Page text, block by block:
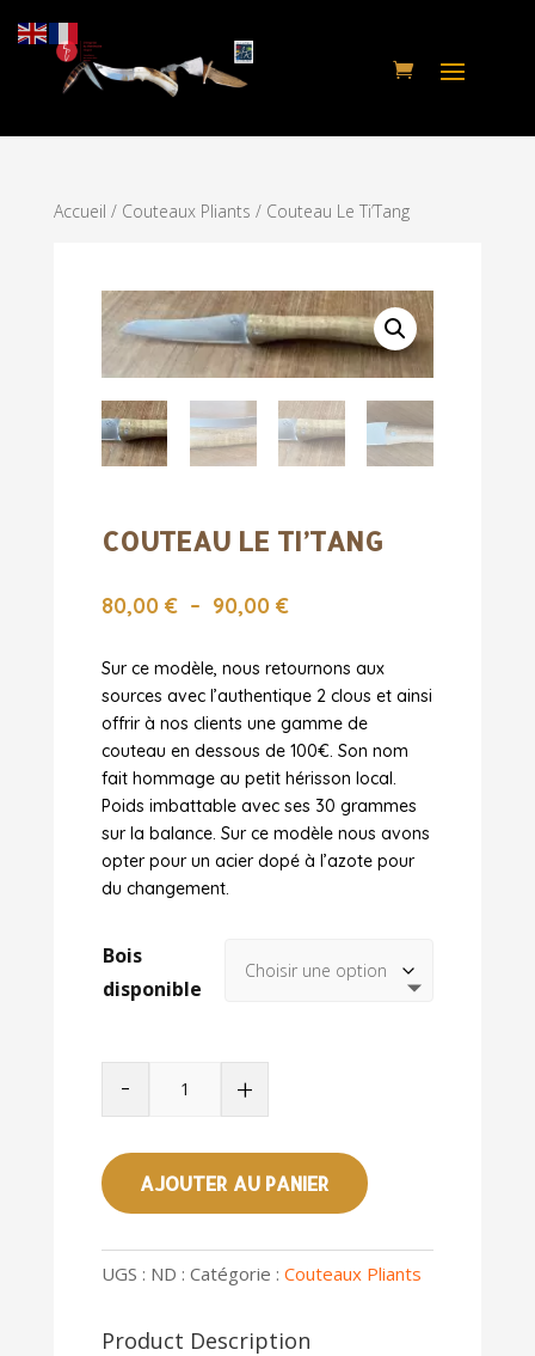
Accueil / Couteaux Pliants / Couteau Le Ti’Tang
COUTEAU LE TI’TANG
80,00 € – 90,00 €Plage
prix :
80,00 €
à
90,00 €
Sur ce modèle, nous retournons aux
sources avec l’authentique 2 clous et ainsi
offrir à nos clients une gamme de
couteau en dessous de 100€. Son nom
fait hommage au petit hérisson local.
Poids imbattable avec ses 30 grammes
sur la balance. Sur ce modèle nous avons
opter pour un acier dopé à l’azote pour
du changement.
Bois
disponible
-
Le
Ti'Tang
+
AJOUTER AU PANIER
UGS : ND Catégorie : Couteaux Pliants
Product Description